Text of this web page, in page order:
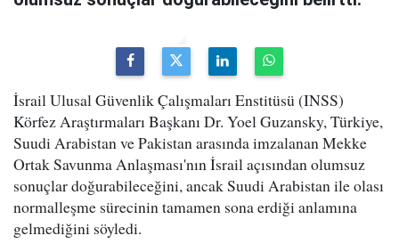
İsrail Ulusal Güvenlik Çalışmaları Enstitüsü (INSS)
Körfez Araştırmaları Başkanı Dr. Yoel Guzansky, Türkiye,
Suudi Arabistan ve Pakistan arasında imzalanan Mekke
Ortak Savunma Anlaşması'nın İsrail açısından olumsuz
sonuçlar doğurabileceğini, ancak Suudi Arabistan ile olası
normalleşme sürecinin tamamen sona erdiği anlamına
gelmediğini söyledi.